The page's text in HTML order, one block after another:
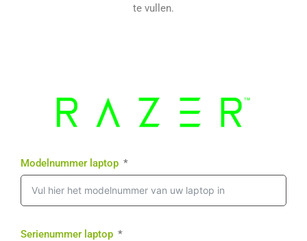
te vullen.
Modelnummer laptop
Serienummer laptop